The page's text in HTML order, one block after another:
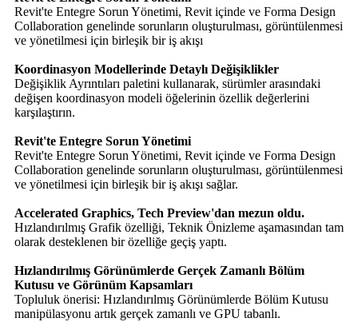
Revit'te Entegre Sorun Yönetimi, Revit içinde ve Forma Design
Collaboration genelinde sorunların oluşturulması, görüntülenmesi
ve yönetilmesi için birleşik bir iş akışı
Koordinasyon Modellerinde Detaylı Değişiklikler
Değişiklik Ayrıntıları paletini kullanarak, sürümler arasındaki
değişen koordinasyon modeli öğelerinin özellik değerlerini
karşılaştırın.
Revit'te Entegre Sorun Yönetimi
Revit'te Entegre Sorun Yönetimi, Revit içinde ve Forma Design
Collaboration genelinde sorunların oluşturulması, görüntülenmesi
ve yönetilmesi için birleşik bir iş akışı sağlar.
Accelerated Graphics, Tech Preview'dan mezun oldu.
Hızlandırılmış Grafik özelliği, Teknik Önizleme aşamasından tam
olarak desteklenen bir özelliğe geçiş yaptı.
Hızlandırılmış Görünümlerde Gerçek Zamanlı Bölüm
Kutusu ve Görünüm Kapsamları
Topluluk önerisi: Hızlandırılmış Görünümlerde Bölüm Kutusu
manipülasyonu artık gerçek zamanlı ve GPU tabanlı.